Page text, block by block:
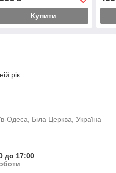
Купити
рік
Одеса, Біла Церква, Україна
до 17:00